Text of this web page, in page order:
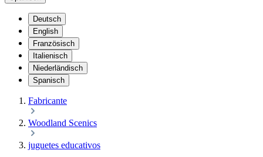
Deutsch
English
Französisch
Italienisch
Niederländisch
Spanisch
Fabricante
Woodland Scenics
juguetes educativos